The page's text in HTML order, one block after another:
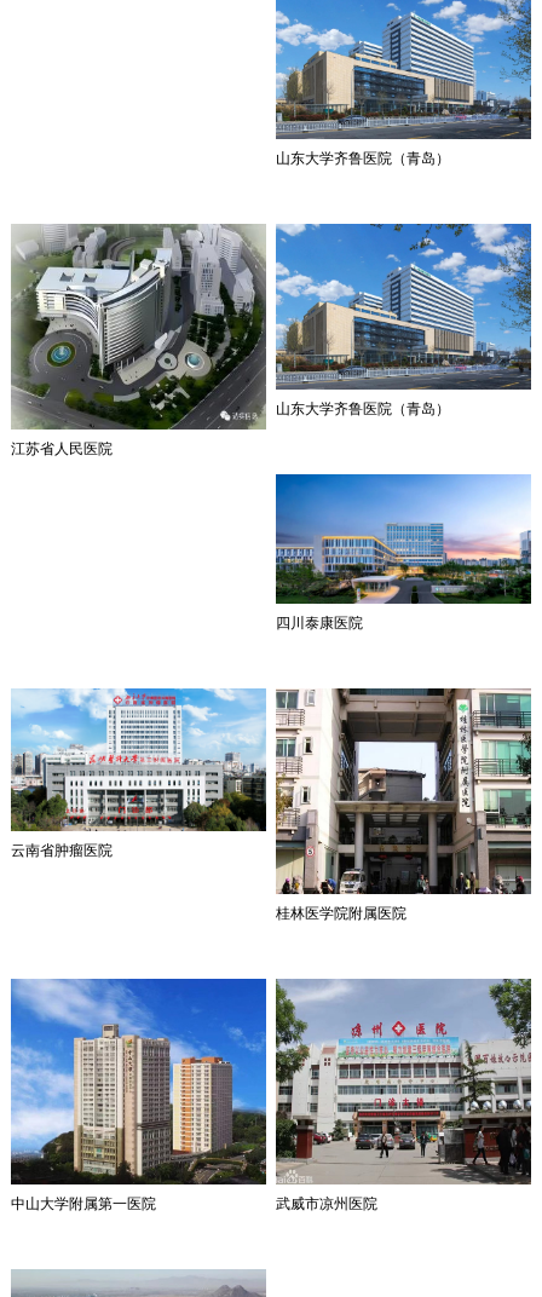
山东大学齐鲁医院（青岛）
江苏省人民医院
山东大学齐鲁医院（青岛）
四川泰康医院
云南省肿瘤医院
桂林医学院附属医院
中山大学附属第一医院 武威市凉州医院